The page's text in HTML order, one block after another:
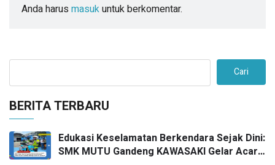
Anda harus masukuntuk berkomentar.
Cari
BERITA TERBARU
Edukasi Keselamatan Berkendara Sejak Dini:
SMK MUTU Gandeng KAWASAKI Gelar Acara